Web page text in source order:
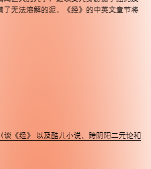
了无法溶解的泥。《经》的中英文章节将
谈《经》 以及酷儿小说、跨阴阳二元论和